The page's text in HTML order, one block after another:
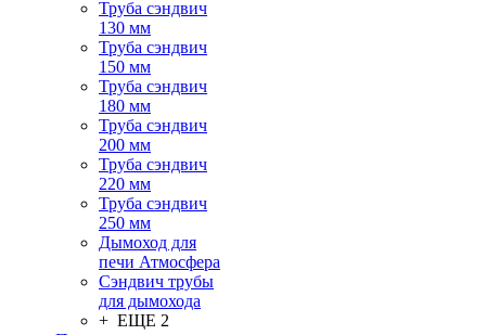
Труба сэндвич
130 мм
Труба сэндвич
150 мм
Труба сэндвич
180 мм
Труба сэндвич
200 мм
Труба сэндвич
220 мм
Труба сэндвич
250 мм
Дымоход для
печи Атмосфера
Сэндвич трубы
для дымохода
+ ЕЩЕ 2